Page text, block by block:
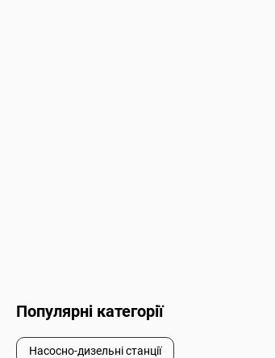
Популярні категорії
Насосно-дизельні станції